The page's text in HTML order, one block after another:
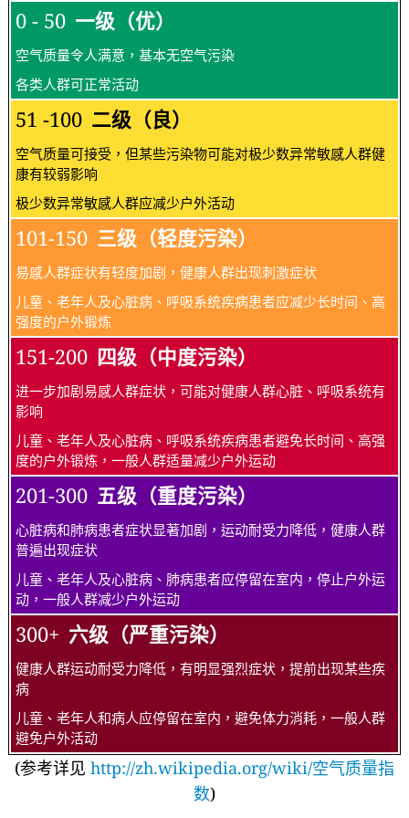
0 - 50 一级（优）
空气质量令人满意，基本无空气污染
各类人群可正常活动
51 -100 二级（良）
空气质量可接受，但某些污染物可能对极少数异常敏感人群健
康有较弱影响
极少数异常敏感人群应减少户外活动
101-150 三级（轻度污染）
易感人群症状有轻度加剧，健康人群出现刺激症状
儿童、老年人及心脏病、呼吸系统疾病患者应减少长时间、高
强度的户外锻炼
151-200 四级（中度污染）
进一步加剧易感人群症状，可能对健康人群心脏、呼吸系统有
影响
儿童、老年人及心脏病、呼吸系统疾病患者避免长时间、高强
度的户外锻炼，一般人群适量减少户外运动
201-300 五级（重度污染）
心脏病和肺病患者症状显著加剧，运动耐受力降低，健康人群
普遍出现症状
儿童、老年人及心脏病、肺病患者应停留在室内，停止户外运
动，一般人群减少户外运动
300+ 六级（严重污染）
健康人群运动耐受力降低，有明显强烈症状，提前出现某些疾
病
儿童、老年人和病人应停留在室内，避免体力消耗，一般人群
避免户外活动
(参考详见 http://zh.wikipedia.org/wiki/空气质量指
数)